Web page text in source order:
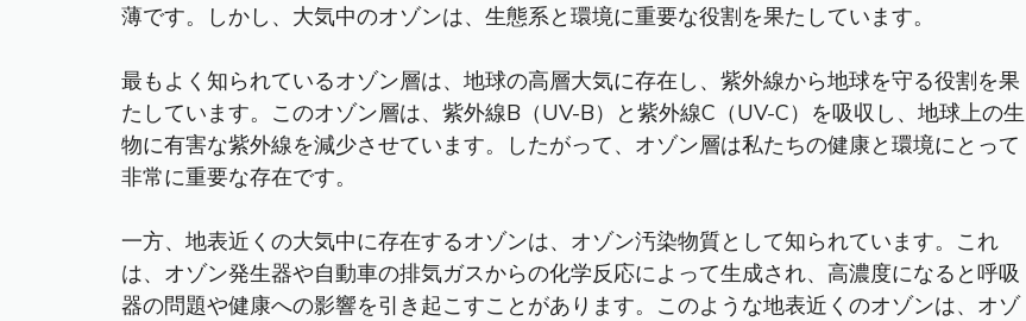
薄です。しかし、大気中のオゾンは、生態系と環境に重要な役割を果たしています。
最もよく知られているオゾン層は、地球の高層大気に存在し、紫外線から地球を守る役割を果
たしています。このオゾン層は、紫外線B（UV-B）と紫外線C（UV-C）を吸収し、地球上の生
物に有害な紫外線を減少させています。したがって、オゾン層は私たちの健康と環境にとって
非常に重要な存在です。
一方、地表近くの大気中に存在するオゾンは、オゾン汚染物質として知られています。これ
は、オゾン発生器や自動車の排気ガスからの化学反応によって生成され、高濃度になると呼吸
器の問題や健康への影響を引き起こすことがあります。このような地表近くのオゾンは、オゾ